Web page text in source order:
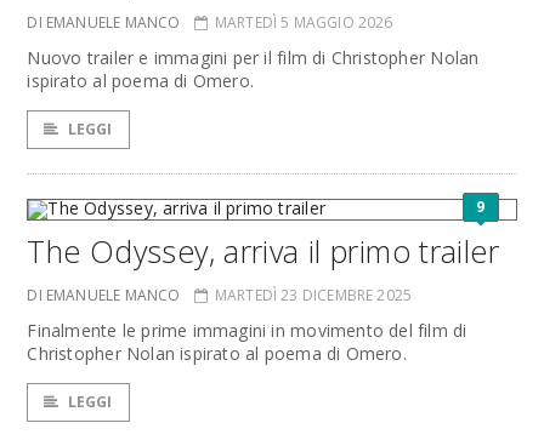
DI EMANUELE MANCO MARTEDÌ 5 MAGGIO 2026
Nuovo trailer e immagini per il film di Christopher Nolan
ispirato al poema di Omero.
LEGGI
9
The Odyssey, arriva il primo trailer
DI EMANUELE MANCO MARTEDÌ 23 DICEMBRE 2025
Finalmente le prime immagini in movimento del film di
Christopher Nolan ispirato al poema di Omero.
LEGGI